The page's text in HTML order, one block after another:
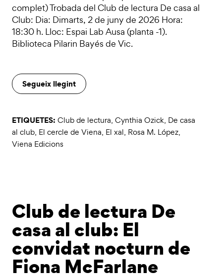
complet) Trobada del Club de lectura De casa al
Club: Dia: Dimarts, 2 de juny de 2026 Hora:
18:30 h. Lloc: Espai Lab Ausa (planta -1).
Biblioteca Pilarin Bayés de Vic.
Segueix llegint
ETIQUETES: Club de lectura, Cynthia Ozick, De casa
al club, El cercle de Viena, El xal, Rosa M. López,
Viena Edicions
Club de lectura De
casa al club: El
convidat nocturn de
Fiona McFarlane